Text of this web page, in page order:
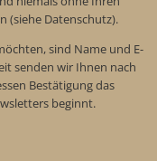
(siehe Datenschutz).
sind Name und E-
senden wir Ihnen nach
Bestätigung das
beginnt.